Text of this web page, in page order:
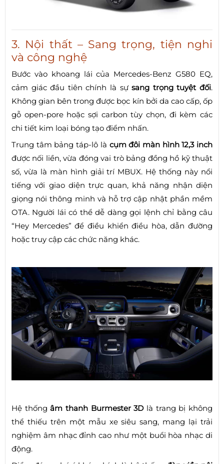
3. Nội thất – Sang trọng, tiện nghi
và công nghệ
Bước vào khoang lái của Mercedes-Benz G580 EQ,
cảm giác đầu tiên chính là sựsang trọng tuyệt đối.
Không gian bên trong được bọc kín bởi da cao cấp, ốp
gỗ open-pore hoặc sợi carbon tùy chọn, đi kèm các
chi tiết kim loại bóng tạo điểm nhấn.
Trung tâm bảng táp-lô là cụm đôi màn hình 12,3 inch
được nối liền, vừa đóng vai trò bảng đồng hồ kỹ thuật
số, vừa là màn hình giải trí MBUX. Hệ thống này nổi
tiếng với giao diện trực quan, khả năng nhận diện
giọng nói thông minh và hỗ trợ cập nhật phần mềm
OTA. Người lái có thể dễ dàng gọi lệnh chỉ bằng câu
“Hey Mercedes” để điều khiển điều hòa, dẫn đường
hoặc truy cập các chức năng khác.
Hệ thốngâm thanh Burmester 3Dlà trang bị không
thể thiếu trên một mẫu xe siêu sang, mang lại trải
nghiệm âm nhạc đỉnh cao như một buổi hòa nhạc di
động.